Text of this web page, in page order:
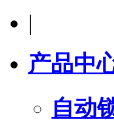
|
产品中
自动